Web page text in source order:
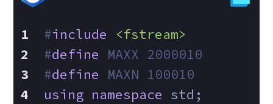
#include
<fstream>
#define MAXX 2000010
#define MAXN 100010
using namespace std;